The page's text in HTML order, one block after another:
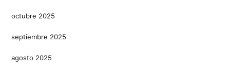
octubre 2025
septiembre 2025
agosto 2025